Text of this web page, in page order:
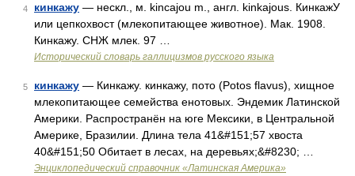
4 кинкажу — нескл., м. kincajou m., англ. kinkajous. КинкажУ
или цепкохвост (млекопитающее животное). Мак. 1908.
Кинкажу. СНЖ млек. 97 …
Исторический словарь галлицизмов русского языка
5 кинкажу — Кинкажу. кинкажу, пото (Potos flavus), хищное
млекопитающее семейства енотовых. Эндемик Латинской
Америки. Распространён на юге Мексики, в Центральной
Америке, Бразилии. Длина тела 41&#151;57 хвоста
40&#151;50 Обитает в лесах, на деревьях;&#8230; …
Энциклопедический справочник «Латинская Америка»